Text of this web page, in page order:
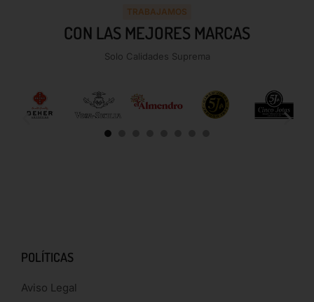
TRABAJAMOS
CON LAS MEJORES MARCAS
Solo Calidades Suprema
POLÍTICAS
Aviso Legal